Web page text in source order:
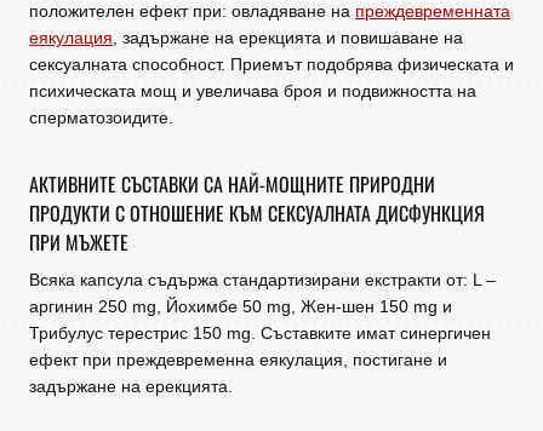
положителен ефект при: овладяване на преждевременната
еякулация, задържане на ерекцията и повишаване на
сексуалната способност. Приемът подобрява физическата и
психическата мощ и увеличава броя и подвижността на
сперматозоидите.
АКТИВНИТЕ СЪСТАВКИ СА НАЙ-МОЩНИТЕ ПРИРОДНИ
ПРОДУКТИ С ОТНОШЕНИЕ КЪМ СЕКСУАЛНАТА ДИСФУНКЦИЯ
ПРИ МЪЖЕТЕ
Всяка капсула съдържа стандартизирани екстракти от: L –
аргинин 250 mg, Йохимбе 50 mg, Жен-шен 150 mg и
Трибулус терестрис 150 mg. Съставките имат синергичен
ефект при преждевременна еякулация, постигане и
задържане на ерекцията.